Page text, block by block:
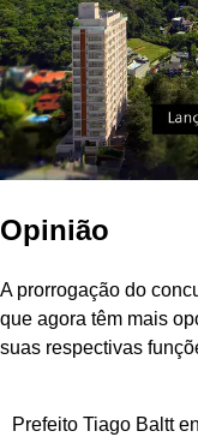
Opinião
A prorrogação do
que agora têm mais
suas respectivas
Navegação
Prefeito Tiago Baltt